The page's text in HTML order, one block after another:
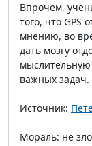
Впрочем,
того, что GPS
мнению, во
дать мозгу
мыслительную
важных задач.
Источник:
Мораль: не